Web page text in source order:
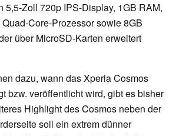
5,5-Zoll 720p IPS-Display, 1GB RAM,
Core-Prozessor sowie 8GB
über MicroSD-Karten erweitert
dazu, wann das Xperia Cosmos
bzw. veröffentlicht wird, gibt es bisher
Highlight des Cosmos neben der
soll ein extrem dünner